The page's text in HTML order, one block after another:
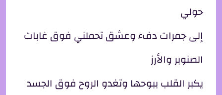
حولي
إلى جمرات دفء وعشق تحملني فوق غابات
الصنوبر والأرز
يكبر القلب ببوحها وتغدو الروح فوق الجسد